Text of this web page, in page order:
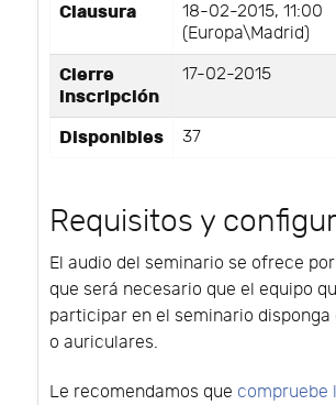
Clausura
18-02-2015, 11:00
(Europa\Madrid)
Cierre
inscripción
17-02-2015
Disponibles 37
Requisitos y
El audio del seminario se ofrece por
que será necesario que el equipo
participar en el seminario
o auriculares.
Le recomendamos que compruebe